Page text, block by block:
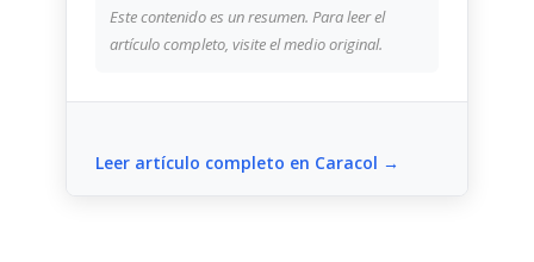
Este contenido es un resumen. Para leer el
artículo completo, visite el medio original.
Leer artículo completo en Caracol →